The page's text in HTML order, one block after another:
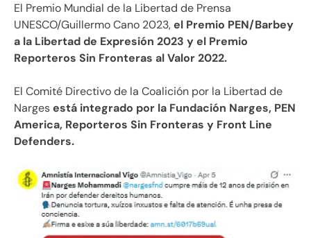
El Premio Mundial de la Libertad de Prensa
UNESCO/Guillermo Cano 2023,el Premio PEN/Barbey
a la Libertad de Expresión 2023 y el Premio
Reporteros Sin Fronteras al Valor 2022.
El Comité Directivo de la Coalición por la Libertad de
Nargesestá integrado por la Fundación Narges, PEN
America, Reporteros Sin Fronteras y Front Line
Defenders.